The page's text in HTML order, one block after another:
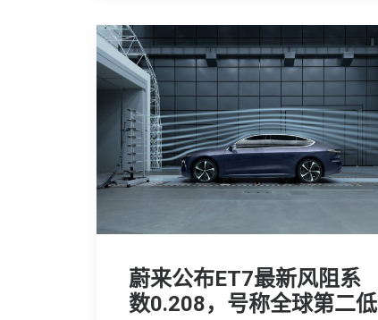
蔚来公布ET7最新风阻系
数0.208，号称全球第二低